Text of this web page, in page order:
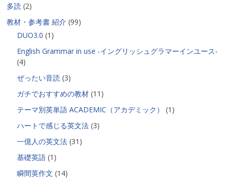
多読 (2)
教材・参考書 紹介 (99)
DUO3.0 (1)
English Grammar in use -イングリッシュグラマーインユース-
(4)
ぜったい音読 (3)
ガチでおすすめの教材 (11)
テーマ別英単語 ACADEMIC（アカデミック）
(1)
ハートで感じる英文法 (3)
一億人の英文法 (31)
基礎英語 (1)
瞬間英作文 (14)